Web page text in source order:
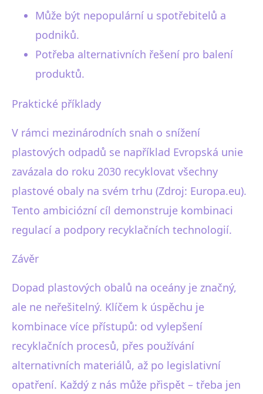
Může být nepopulární u spotřebitelů a
podniků.
Potřeba alternativních řešení pro balení
produktů.
Praktické příklady
V rámci mezinárodních snah o snížení
plastových odpadů se například Evropská unie
zavázala do roku 2030 recyklovat všechny
plastové obaly na svém trhu (Zdroj: Europa.eu).
Tento ambiciózní cíl demonstruje kombinaci
regulací a podpory recyklačních technologií.
Závěr
Dopad plastových obalů na oceány je značný,
ale ne neřešitelný. Klíčem k úspěchu je
kombinace více přístupů: od vylepšení
recyklačních procesů, přes používání
alternativních materiálů, až po legislativní
opatření. Každý z nás může přispět – třeba jen